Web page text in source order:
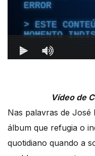
Vídeo de
Nas palavras de José
álbum que refugia o
quotidiano quando a